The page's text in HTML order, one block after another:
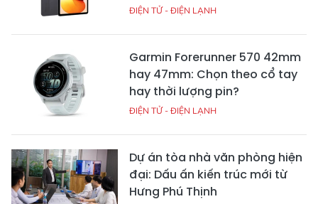
ĐIỆN TỬ - ĐIỆN LẠNH
Garmin Forerunner 570 42mm
hay 47mm: Chọn theo cổ tay
hay thời lượng pin?
ĐIỆN TỬ - ĐIỆN LẠNH
Dự án tòa nhà văn phòng hiện
đại: Dấu ấn kiến trúc mới từ
Hưng Phú Thịnh